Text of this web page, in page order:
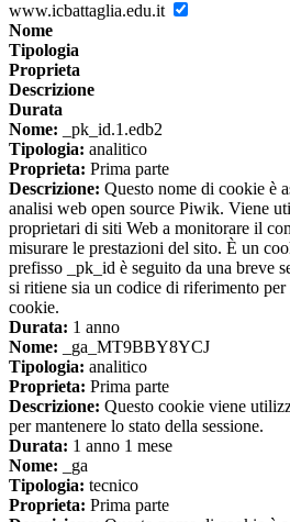
www.icbattaglia.edu.it
Nome
Tipologia
Proprieta
Descrizione
Durata
Nome: _pk_id.1.edb2
Tipologia: analitico
Proprieta: Prima parte
Descrizione: Questo nome di cookie è
analisi web open source Piwik. Viene
proprietari di siti Web a monitorare il
misurare le prestazioni del sito. È un
prefisso _pk_id è seguito da una breve
si ritiene sia un codice di riferimento
cookie.
Durata: 1 anno
Nome: _ga_MT9BBY8YCJ
Tipologia: analitico
Proprieta: Prima parte
Descrizione: Questo cookie viene
per mantenere lo stato della sessione.
Durata: 1 anno 1 mese
Nome: _ga
Tipologia: tecnico
Proprieta: Prima parte